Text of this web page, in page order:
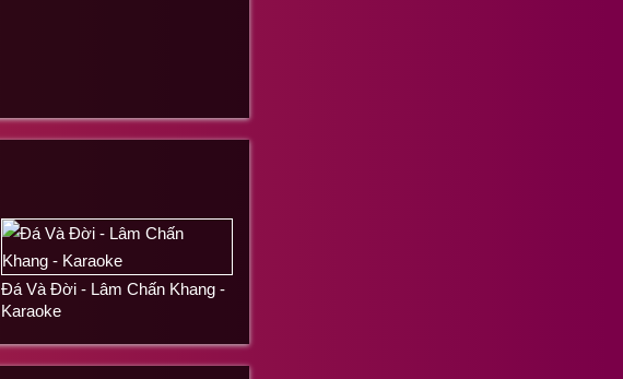
Đá Và Đời - Lâm Chấn Khang -
Karaoke